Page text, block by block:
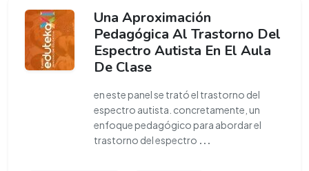
Una Aproximación
Pedagógica Al Trastorno Del
Espectro Autista En El Aula
De Clase
en este panel se trató el trastorno del
espectro autista. concretamente, un
enfoque pedagógico para abordar el
trastorno del espectro ...